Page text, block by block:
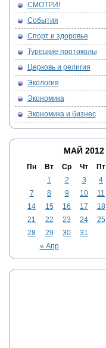
СМОТРИ!
События
Спорт и здоровье
Турецкие протоколы
Церковь и религия
Экология
Экономика
Экономика и бизнес
МАЙ 2012
Пн Вт Ср Чт Пт
« Апр
1 2 3 4
7
8 9 10 11
14
15 16 17 18
21
22 23 24 25
28
29 30 31